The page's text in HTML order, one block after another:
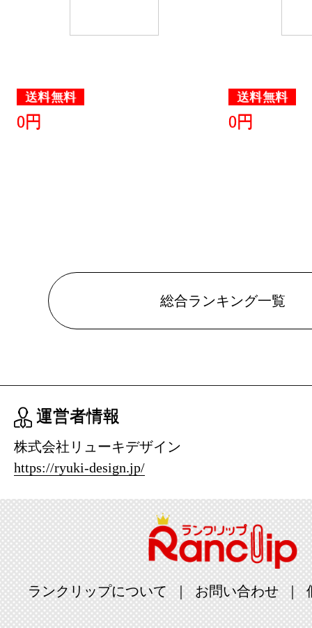
送料無料
0円
送料無料
0円
総合ランキング一覧
運営者情報
株式会社リューキデザイン
https://ryuki-design.jp/
ランクリップについて お問い合わせ